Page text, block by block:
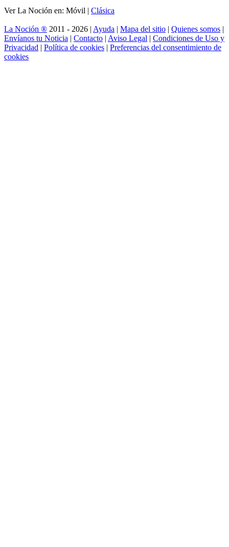
Ver La Noción en: Móvil | Clásica
La Noción ® 2011 - 2026 | Ayuda | Mapa del sitio | Quienes somos |
Envíanos tu Noticia | Contacto | Aviso Legal | Condiciones de Uso y
Privacidad | Política de cookies | Preferencias del consentimiento de
cookies